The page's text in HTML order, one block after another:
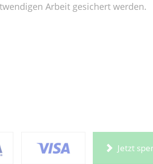
Arbeit gesichert werden.
Jetzt